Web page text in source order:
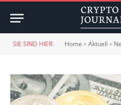
SIE SIND HIER: Home »Aktuell »